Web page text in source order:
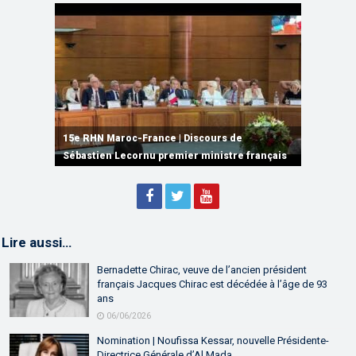
15e RHN Maroc-France | Signature de
plusieurs accords de coopération et de
partenariat
15e RHN Maroc-France | Discours de
Sébastien Lecornu premier ministre français
15e Réunion de Haut Niveau Maroc-France |
Discours de M. Aziz Akhannouch
Lire aussi…
Bernadette Chirac, veuve de l’ancien président
français Jacques Chirac est décédée à l’âge de 93
ans
06/06/2026
Nomination | Noufissa Kessar, nouvelle Présidente-